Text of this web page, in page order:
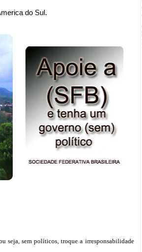
do Sul.
seja, sem políticos, troque a irresponsabilidade